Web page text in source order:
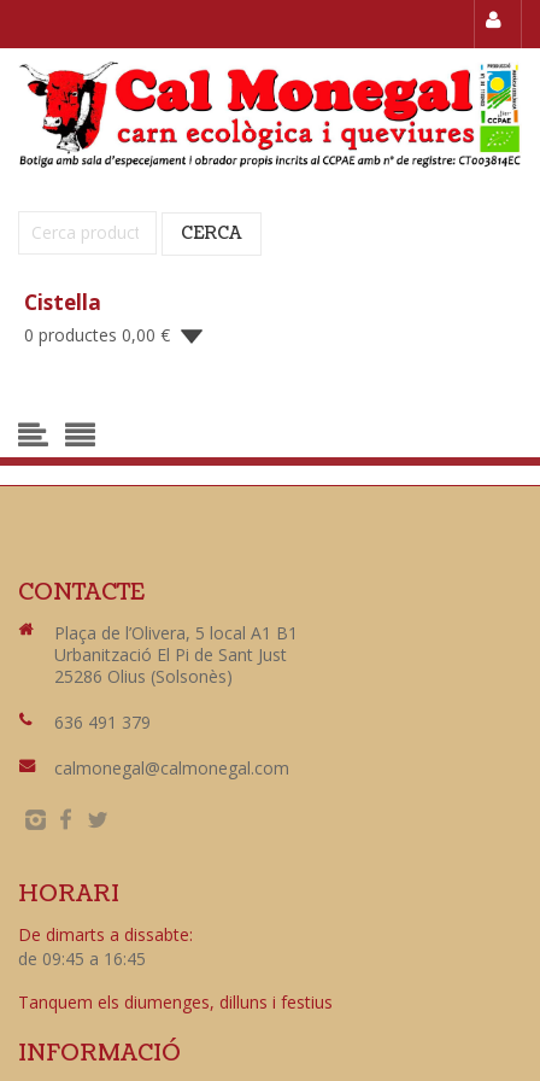
Cerca: CERCA
Cistella
0 productes 0,00 €
CONTACTE
Plaça de l’Olivera, 5 local A1 B1
Urbanització El Pi de Sant Just
25286 Olius (Solsonès)
636 491 379
calmonegal@calmonegal.com
HORARI
De dimarts a dissabte:
de 09:45 a 16:45
Tanquem els diumenges, dilluns i festius
INFORMACIÓ